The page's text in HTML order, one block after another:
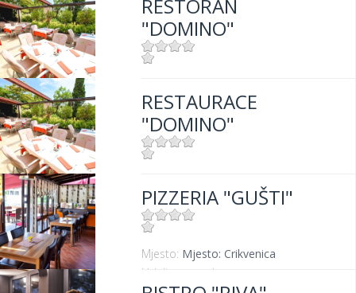
RESTORAN
"DOMINO"
Udaljenost od mora:100 m
RESTAURACE
"DOMINO"
Udaljenost od mora:100 m
PIZZERIA "GUŠTI"
Mjesto: Mjesto: Crikvenica
Udaljenost od mora: